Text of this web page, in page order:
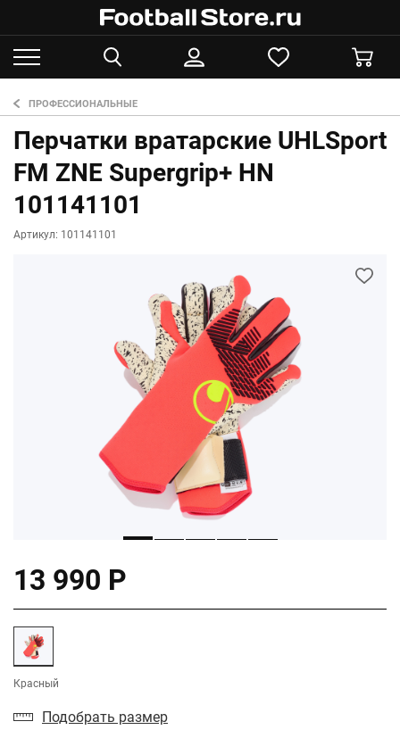
ПРОФЕССИОНАЛЬНЫЕ
Перчатки вратарские UHLSport
FM ZNE Supergrip+ HN
101141101
Артикул: 101141101
13 990 Р
Красный
Подобрать размер